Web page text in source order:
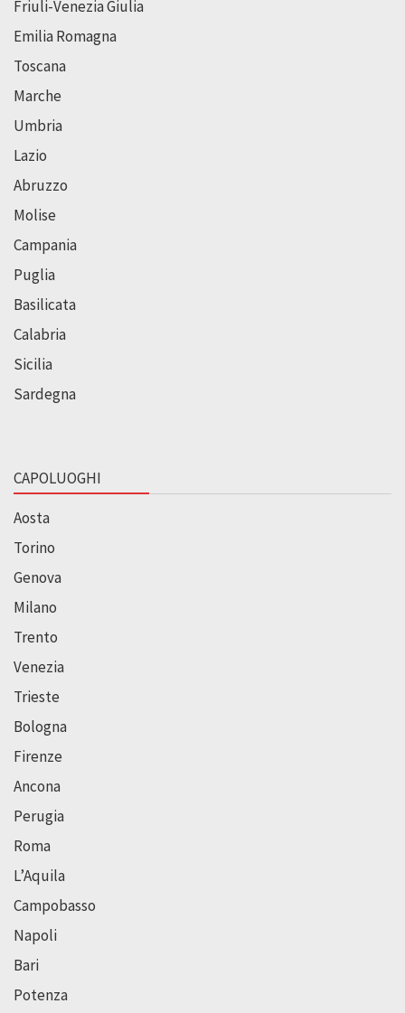
Friuli-Venezia Giulia
Emilia Romagna
Toscana
Marche
Umbria
Lazio
Abruzzo
Molise
Campania
Puglia
Basilicata
Calabria
Sicilia
Sardegna
CAPOLUOGHI
Aosta
Torino
Genova
Milano
Trento
Venezia
Trieste
Bologna
Firenze
Ancona
Perugia
Roma
L’Aquila
Campobasso
Napoli
Bari
Potenza